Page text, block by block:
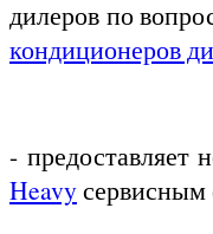
дилеров по
кондиционеров
- предоставляет
Heavy сервисным